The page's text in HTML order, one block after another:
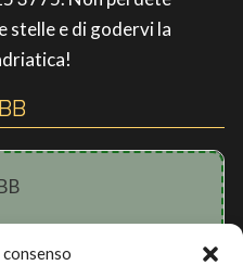
stelle e di godervi la